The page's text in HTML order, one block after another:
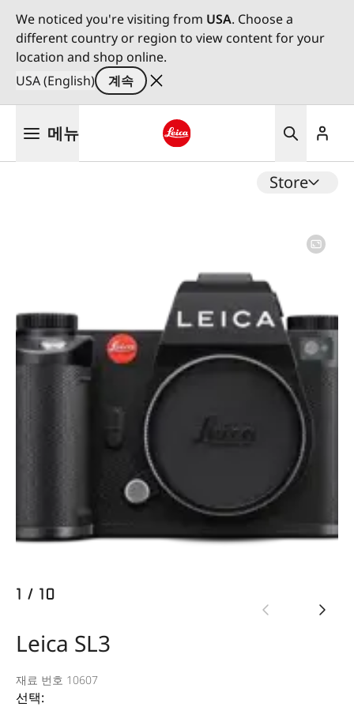
We noticed you're visiting from USA. Choose a
different country or region to view content for your
location and shop online.
USA (English)
계속
메뉴
Store
1 / 10
Leica SL3
재료 번호 10607
선택: